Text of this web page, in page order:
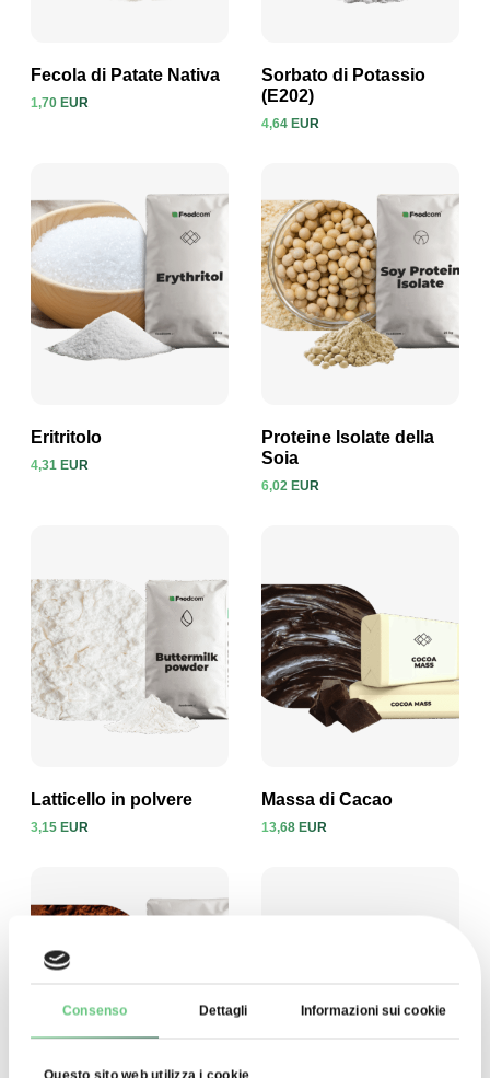
Consenso Dettagli Informazioni sui cookie
Fecola di Patate Nativa
1,70 EUR
Visualizza prodotto
Sorbato di Potassio
(E202)
4,64 EUR
Eritritolo
4,31 EUR
Visualizza prodotto
Proteine Isolate della
Soia
6,02 EUR
Latticello in polvere
3,15 EUR
Massa di Cacao
13,68 EUR